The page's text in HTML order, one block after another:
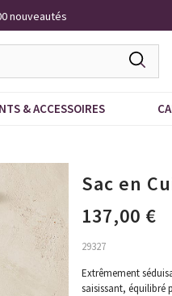
nouveautés
& ACCESSOIRES
Sac en
137,00 €
29327
Extrêmement
saisissant, équilibré